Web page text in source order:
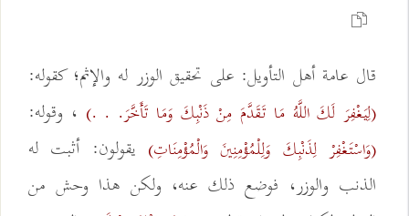
قال عامة أهل التأويل: على تحقيق الوزر له والإثم؛ كقوله:
(لِيَغْفِرَ لَكَ اللَّهُ مَا تَقَدَّمَ مِنْ ذَنْبِكَ وَمَا تَأَخَّرَ. . .) ، وقوله:
(وَاسْتَغْفِرْ لِذَنْبِكَ وَلِلْمُؤْمِنِينَ وَالْمُؤْمِنَاتِ) يقولون: أثبت له
الذنب والوزر، فوضع ذلك عنه، ولكن هذا وحش من